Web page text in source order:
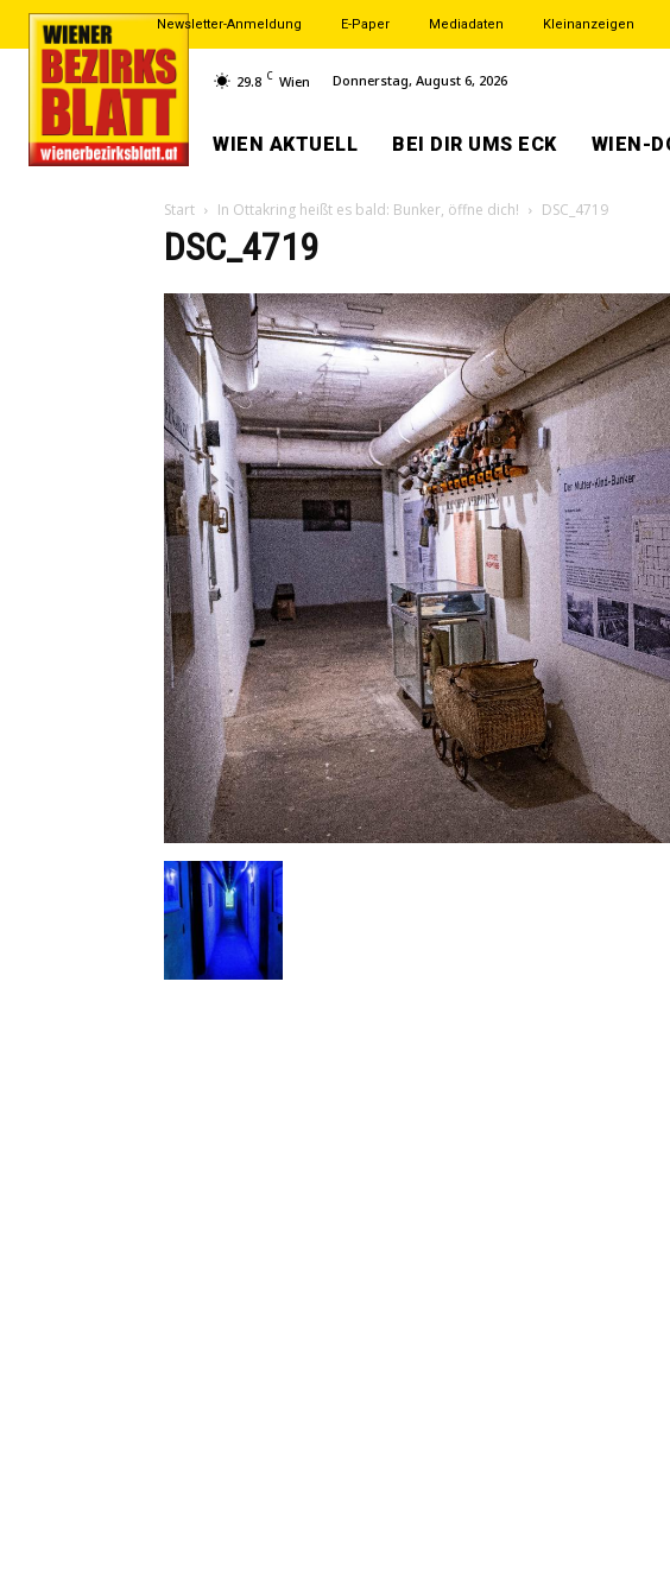
Newsletter-Anmeldung E-Paper Mediadaten Kleinanzeigen
29.8 C Wien Donnerstag, August 6, 2026
WIEN AKTUELL BEI DIR UMS ECK WIEN-
Start In Ottakring heißt es bald: Bunker, öffne dich! DSC_4719
DSC_4719